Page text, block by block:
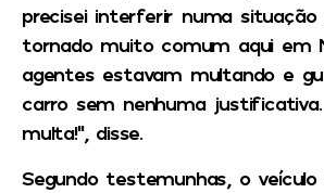
precisei interferir numa
tornado muito comum aqui em
agentes estavam multando e
carro sem nenhuma
multa!”, disse.
Segundo testemunhas, o